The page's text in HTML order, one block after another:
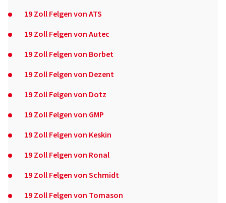
19 Zoll Felgen von ATS
19 Zoll Felgen von Autec
19 Zoll Felgen von Borbet
19 Zoll Felgen von Dezent
19 Zoll Felgen von Dotz
19 Zoll Felgen von GMP
19 Zoll Felgen von Keskin
19 Zoll Felgen von Ronal
19 Zoll Felgen von Schmidt
19 Zoll Felgen von Tomason